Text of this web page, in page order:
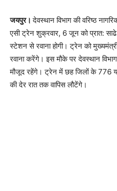
जयपुर।देवस्थान विभाग की वरिष्ठ
एसी ट्रेन शुक्रवार, 6 जून को प्रात:
स्टेशन से रवाना होगी। ट्रेन को
रवाना करेंगे। इस मौके पर देवस्थान
मौजूद रहेंगे। ट्रेन में छह जिलों के 776
की देर रात तक वापिस लौटेंगे।